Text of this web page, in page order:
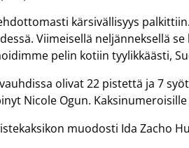
kärsivällisyys
Viimeisellä neljänneksellä
pelin kotiin tyylikkäästi,
olivat 22 pistettä ja 7
Nicole Ogun.
muodosti Ida Zacho